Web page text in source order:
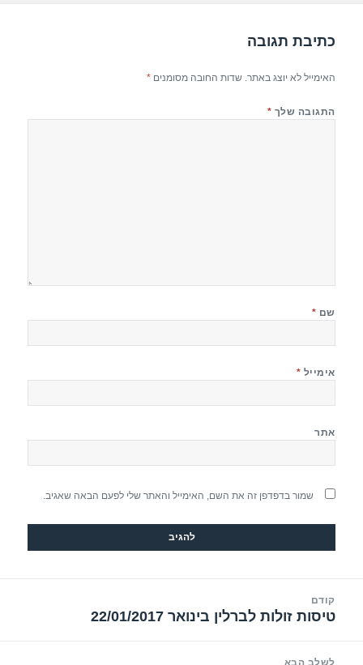
כתיבת תגובה
האימייל לא יוצג באתר. שדות החובה מסומנים*
התגובה שלך *
שם *
אימייל *
אתר
שמור בדפדפן זה את השם, האימייל והאתר שלי לפעם הבאה שאגיב.
קודם
הפוסט
טיסות זולות לברלין בינואר 22/01/2017
לשלב הבא